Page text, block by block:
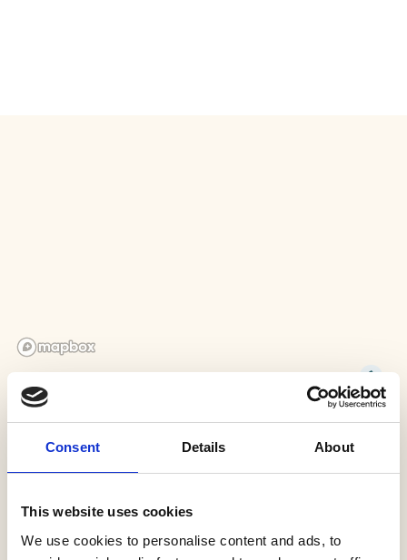
Consent Details About
This website uses cookies
We use cookies to personalise content and ads, to
ROUTEBESCHRIJVING
De route is volledig uitgezet op basis van het